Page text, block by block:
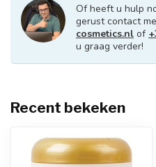
Of heeft u hulp
gerust contact
cosmetics.nl of
u graag verder!
Recent bekeken